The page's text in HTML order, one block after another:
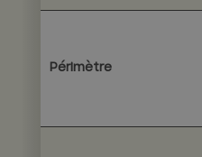
Périmètre